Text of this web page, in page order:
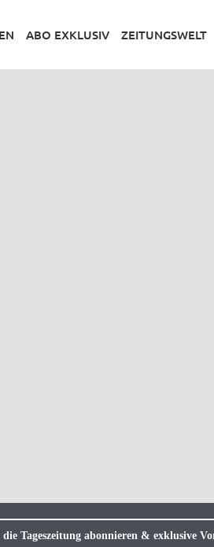
ABO EXKLUSIV ZEITUNGSWELT
die Tageszeitung abonnieren & exklusive